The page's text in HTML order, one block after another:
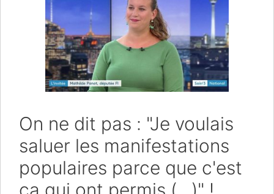
On ne dit pas : "Je voulais
saluer les manifestations
populaires parce que c'est